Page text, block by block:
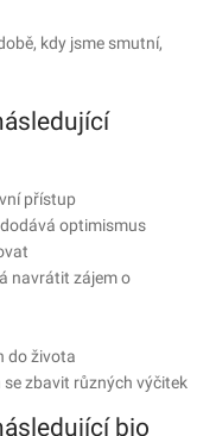
kdy jsme smutní,
přístup
optimismus
navrátit zájem o
do života
zbavit různých výčitek
bio